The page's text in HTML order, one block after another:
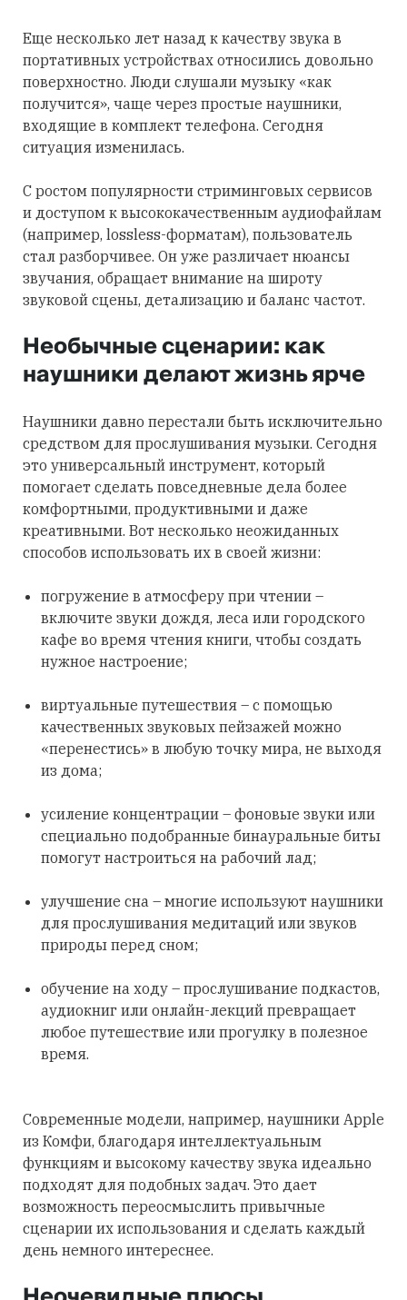
Еще несколько лет назад к качеству звука в
портативных устройствах относились довольно
поверхностно. Люди слушали музыку «как
получится», чаще через простые наушники,
входящие в комплект телефона. Сегодня
ситуация изменилась.
С ростом популярности стриминговых сервисов
и доступом к высококачественным аудиофайлам
(например, lossless-форматам), пользователь
стал разборчивее. Он уже различает нюансы
звучания, обращает внимание на широту
звуковой сцены, детализацию и баланс частот.
Необычные сценарии: как
наушники делают жизнь ярче
Наушники давно перестали быть исключительно
средством для прослушивания музыки. Сегодня
это универсальный инструмент, который
помогает сделать повседневные дела более
комфортными, продуктивными и даже
креативными. Вот несколько неожиданных
способов использовать их в своей жизни:
погружение в атмосферу при чтении –
включите звуки дождя, леса или городского
кафе во время чтения книги, чтобы создать
нужное настроение;
виртуальные путешествия – с помощью
качественных звуковых пейзажей можно
«перенестись» в любую точку мира, не выходя
из дома;
усиление концентрации – фоновые звуки или
специально подобранные бинауральные биты
помогут настроиться на рабочий лад;
улучшение сна – многие используют наушники
для прослушивания медитаций или звуков
природы перед сном;
обучение на ходу – прослушивание подкастов,
аудиокниг или онлайн-лекций превращает
любое путешествие или прогулку в полезное
время.
Современные модели, например, наушники Apple
из Комфи, благодаря интеллектуальным
функциям и высокому качеству звука идеально
подходят для подобных задач. Это дает
возможность переосмыслить привычные
сценарии их использования и сделать каждый
день немного интереснее.